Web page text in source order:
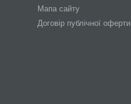
Мапа сайту
Договір публічної оферти